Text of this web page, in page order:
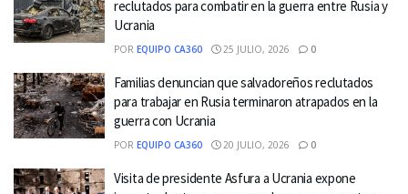
reclutados para combatir en la guerra entre Rusia y
Ucrania
POR EQUIPO CA360 25 JULIO, 2026 0
Familias denuncian que salvadoreños reclutados
para trabajar en Rusia terminaron atrapados en la
guerra con Ucrania
POR EQUIPO CA360 20 JULIO, 2026 0
Visita de presidente Asfura a Ucrania expone